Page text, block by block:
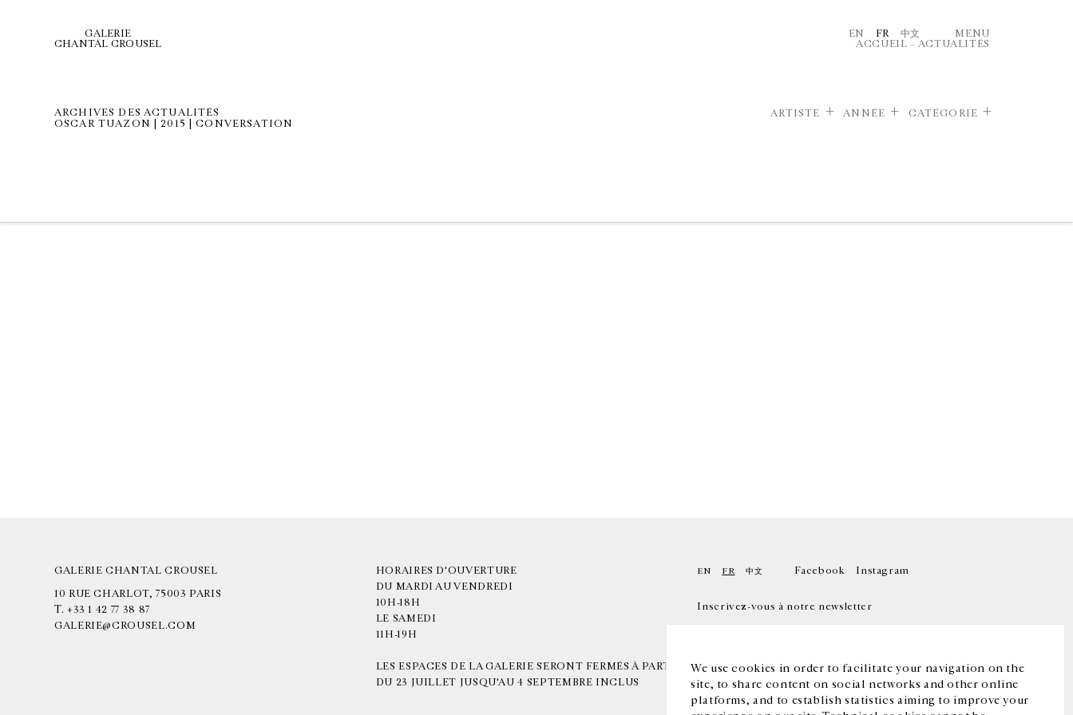
We use cookies in order to facilitate your navigation on the
site, to share content on social networks and other online
platforms, and to establish statistics aiming to improve your
GALERIE
CHANTAL CROUSEL
EN FR 中文
MENU
ACCUEIL – ACTUALITÉS
ARCHIVES DES ACTUALITÉS
OSCAR TUAZON | 2015 | CONVERSATION
ARTISTE ANNÉE CATÉGORIE
GALERIE CHANTAL CROUSEL
10 RUE CHARLOT, 75003 PARIS
T. +33 1 42 77 38 87
GALERIE@CROUSEL.COM
HORAIRES D'OUVERTURE
DU MARDI AU VENDREDI
10H-18H
LE SAMEDI
11H-19H
LES ESPACES DE LA GALERIE SERONT FERMÉS À PARTIR
DU 23 JUILLET JUSQU'AU 4 SEPTEMBRE INCLUS
EN FR 中文 Facebook Instagram
Inscrivez-vous à notre newsletter